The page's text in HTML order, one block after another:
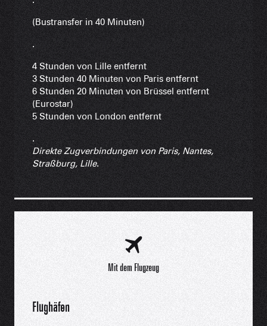
(Bustransfer in 40 Minuten)
.
4 Stunden von Lille entfernt
3 Stunden 40 Minuten von Paris entfernt
6 Stunden 20 Minuten von Brüssel entfernt
(Eurostar)
5 Stunden von London entfernt
.
Direkte Zugverbindungen von Paris, Nantes,
Straßburg, Lille.
Mit dem Flugzeug
Flughäfen